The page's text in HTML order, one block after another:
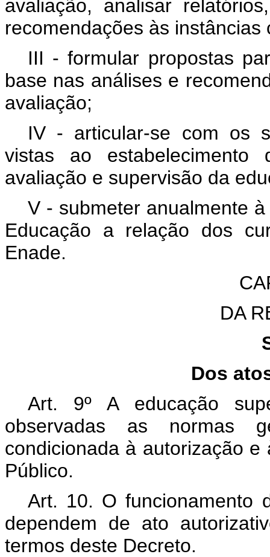
avaliação, analisar
recomendações às instâncias
III - formular propostas
base nas análises e
avaliação;
IV - articular-se com os
vistas ao
avaliação e supervisão da
V - submeter anualmente
Educação a relação dos
Enade.
DA
Dos
Art. 9º A educação
observadas as normas
condicionada à autorização
Público.
Art. 10. O funcionamento
dependem de ato
termos deste Decreto.